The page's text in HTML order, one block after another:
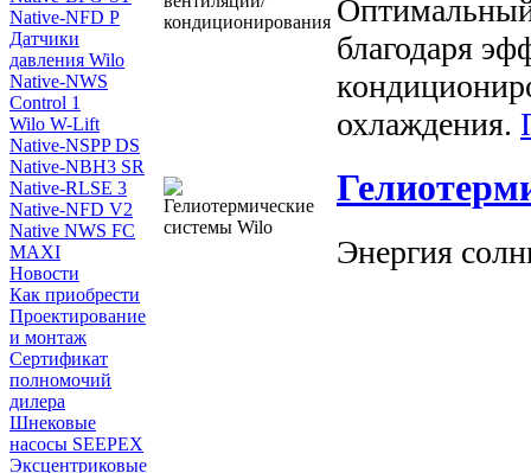
Native-NFD P
Датчики
давления Wilo
Native-NWS
Control 1
Wilo W-Lift
Native-NSPP DS
Native-NBH3 SR
Native-RLSE 3
Native-NFD V2
Native NWS FC
MAXI
Новости
Как приобрести
Проектирование
и монтаж
Сертификат
полномочий
дилера
Шнековые
насосы SEEPEX
Эксцентриковые
благодаря
охлаждения.
Энергия